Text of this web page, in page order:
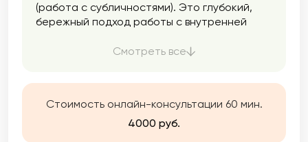
(работа с субличностями). Это глубокий,
бережный подход работы с внутренней
обнаружить устаревшие стратегии
выработать конструктивные стратегии
подходящие именно вам и если есть
Смотреть все
Стоимость онлайн-консультации 60 мин.
4000 руб.